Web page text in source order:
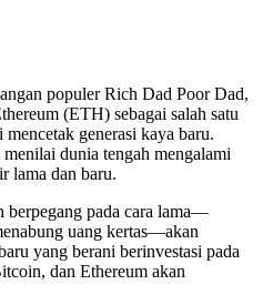
populer Rich Dad Poor Dad,
(ETH) sebagai salah satu
mencetak generasi kaya baru.
dunia tengah mengalami
lama dan baru.
berpegang pada cara lama—
uang kertas—akan
yang berani berinvestasi pada
dan Ethereum akan